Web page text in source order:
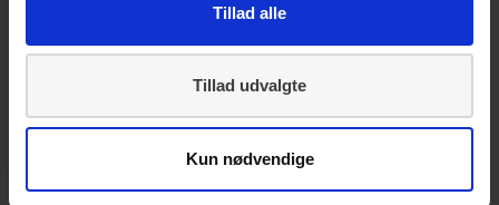
Tillad alle
Tillad udvalgte
Kun nødvendige
udarbejdet af de europæiske
enkelte lande. Arbejdet er initieret på
opfordring fra EU Kommissionen for at
understøtte åbningen af turismesæsonen i
Europa i sommeren 2021.